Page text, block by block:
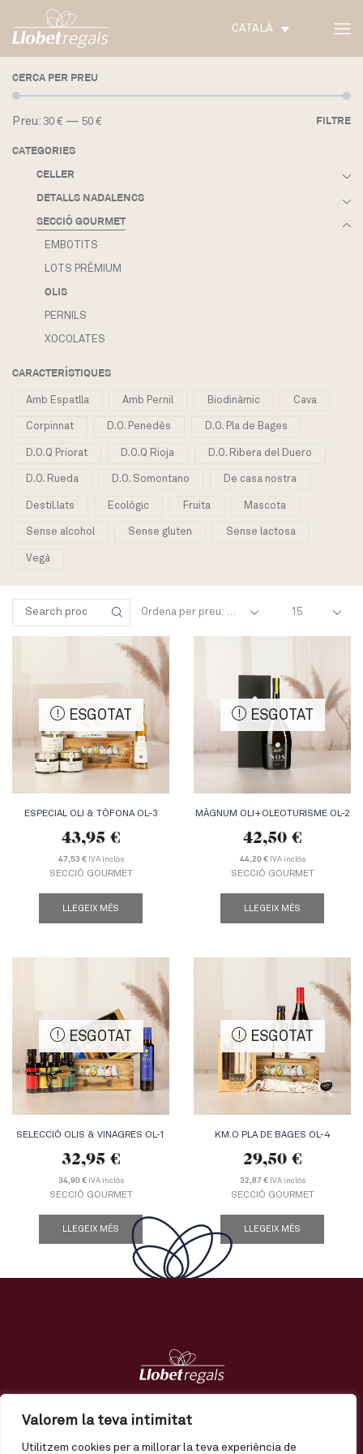
Valorem la teva intimitat
Utilitzem cookies per a millorar la teva experiència de
CATALÀ
Cercar:
Products
page
ESGOTAT
ESPECIAL OLI & TÒFONA OL-3
43,95 €
47,53 €IVA inclòs
SECCIÓ GOURMET
LLEGEIX MÉS
ESGOTAT
MÀGNUM OLI+OLEOTURISME OL-2
42,50 €
44,20 €IVA inclòs
SECCIÓ GOURMET
LLEGEIX MÉS
ESGOTAT
SELECCIÓ OLIS & VINAGRES OL-1
32,95 €
34,90 €IVA inclòs
SECCIÓ GOURMET
LLEGEIX MÉS
ESGOTAT
KM.O PLA DE BAGES OL-4
29,50 €
32,87 €IVA inclòs
SECCIÓ GOURMET
LLEGEIX MÉS
CERCA PER PREU
FILTRE
Preu: 30 € — 50 €
CATEGORIES
CELLER
DETALLS NADALENCS
SECCIÓ GOURMET
EMBOTITS
LOTS PRÈMIUM
OLIS
PERNILS
XOCOLATES
CARACTERÍSTIQUES
Amb Espatlla Amb Pernil Biodinàmic Cava
Corpinnat D.O. Penedès D.O. Pla de Bages
D.O.Q Priorat D.O.Q Rioja D.O. Ribera del Duero
D.O. Rueda D.O. Somontano De casa nostra
Destil.lats Ecològic Fruita Mascota
Sense alcohol Sense gluten Sense lactosa
Vegà
Regals Tendències